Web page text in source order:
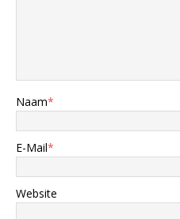
Naam*
E-Mail*
Website